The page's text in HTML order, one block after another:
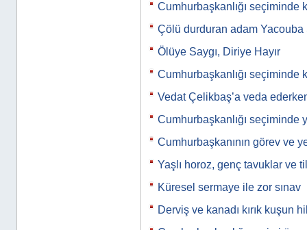
Cumhurbaşkanlığı seçiminde
Çölü durduran adam
Ölüye Saygı, Diriye Hayır
Cumhurbaşkanlığı seçiminde
Vedat Çelikbaş’a veda
Cumhurbaşkanlığı seçiminde
Cumhurbaşkanının görev ve
Yaşlı horoz, genç tavuklar ve
Küresel sermaye ile zor sınav
Derviş ve kanadı kırık kuşun